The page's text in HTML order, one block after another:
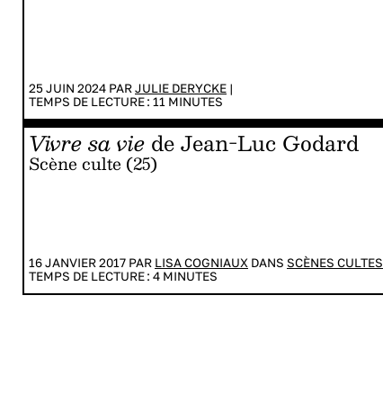
25 JUIN 2024 PARJULIE DERYCKE |
TEMPS DE LECTURE : 11 MINUTES
Vivre sa vie de Jean-Luc Godard
Scène culte (25)
16 JANVIER 2017 PAR LISA COGNIAUX DANS SCÈNES CULTES
TEMPS DE LECTURE : 4 MINUTES